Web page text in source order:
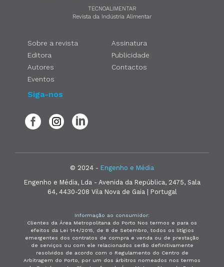
TECNOALIMENTAR
Revista da Indústria Alimentar
Sobre a revista
Editora
Autores
Eventos
Assinatura
Publicidade
Contactos
Siga-nos
© 2024 - Engenho e Média
Engenho e Média, Lda - Avenida da República, 2475, Sala
64, 4430-208 Vila Nova de Gaia | Portugal
Informação ao consumidor:
Clientes da Área Metropolitana do Porto Nos termos e para os
efeitos da Lei 144/2015, de 8 de Setembro, todos os litígios
emergentes dos contratos de compra e venda ou de prestação
de serviços ou com ele relacionados serão definitivamente
resolvidos de acordo com o Regulamento do Centro de
Arbitragem do Porto, por um dos árbitros nomeados nos termos